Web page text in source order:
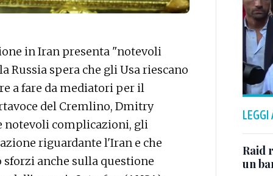
in Iran presenta "notevoli
spera che gli Usa riescano
a fare da mediatori per il
del Cremlino, Dmitry
notevoli complicazioni, gli
riguardante l'Iran e che
anche sulla questione
LEGGI
Raid
un